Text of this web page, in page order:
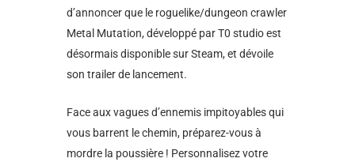
d’annoncer que le roguelike/dungeon crawler
Metal Mutation, développé par T0 studio est
désormais disponible sur Steam, et dévoile
son trailer de lancement.
Face aux vagues d’ennemis impitoyables qui
vous barrent le chemin, préparez-vous à
mordre la poussière ! Personnalisez votre